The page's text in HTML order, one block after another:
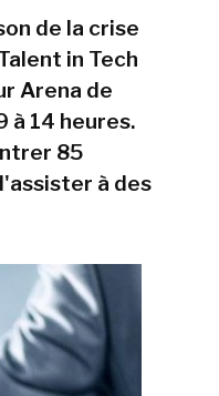
de la crise
in Tech
Arena de
à 14 heures.
85
à des